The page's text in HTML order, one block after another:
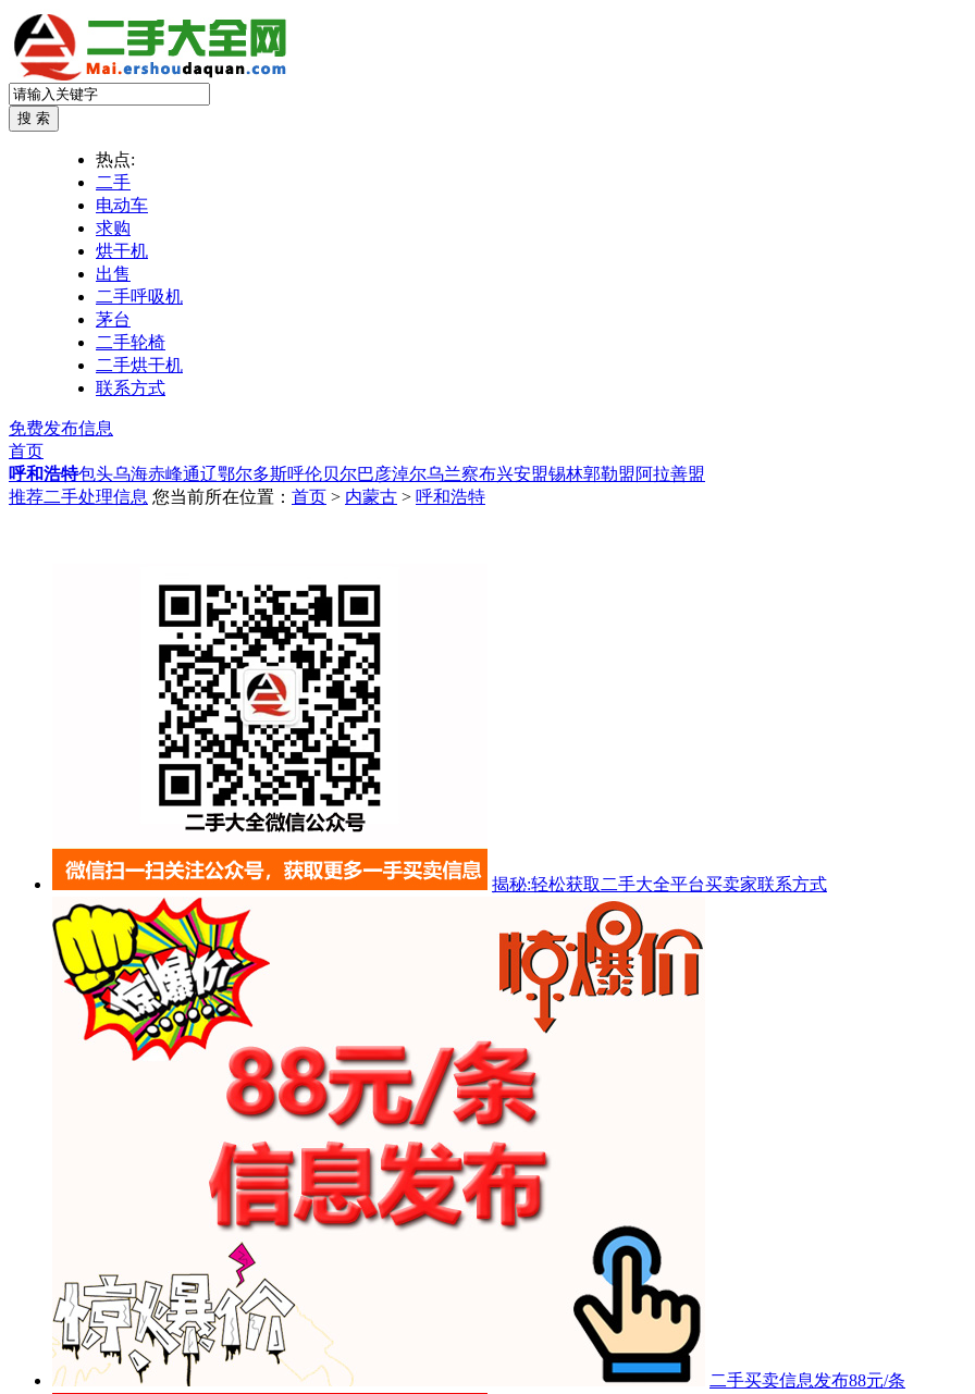
热点:
二手
电动车
求购
烘干机
出售
二手呼吸机
茅台
二手轮椅
二手烘干机
联系方式
免费发布信息
首页
呼和浩特包头乌海赤峰通辽鄂尔多斯呼伦贝尔巴彦淖尔乌兰察布兴安盟锡林郭勒盟阿拉善盟
推荐二手处理信息 您当前所在位置： 首页 > 内蒙古 > 呼和浩特
揭秘:轻松获取二手大全平台买卖家联系方式
二手买卖信息发布88元/条